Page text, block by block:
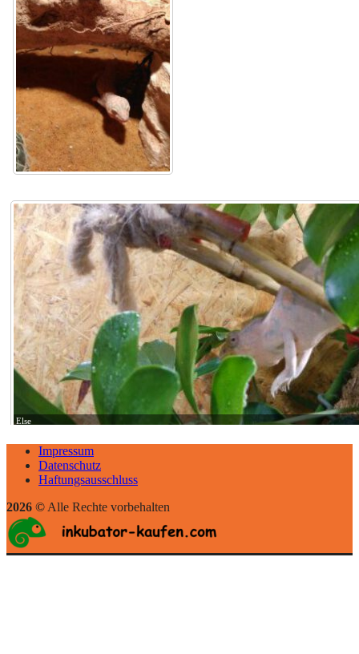
Else
Impressum
Datenschutz
Haftungsausschluss
2026 © Alle Rechte vorbehalten